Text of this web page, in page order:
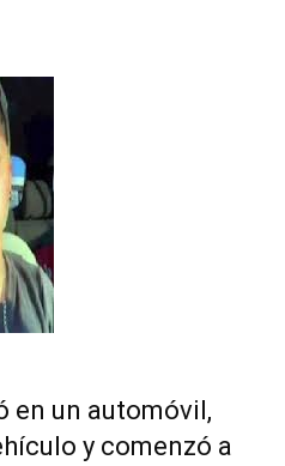
en un automóvil,
y comenzó a